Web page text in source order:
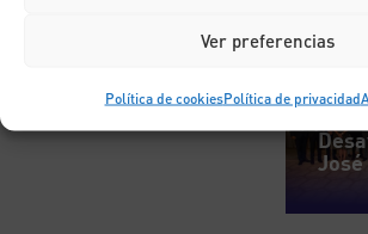
Ver preferencias
Política de cookiesPolítica de privacidad
JUL